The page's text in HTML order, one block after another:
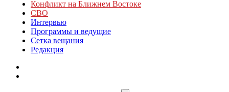
Конфликт на Ближнем Востоке
СВО
Интервью
Программы и ведущие
Сетка вещания
Редакция